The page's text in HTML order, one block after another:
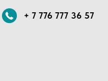
+ 7 776 777 36 57